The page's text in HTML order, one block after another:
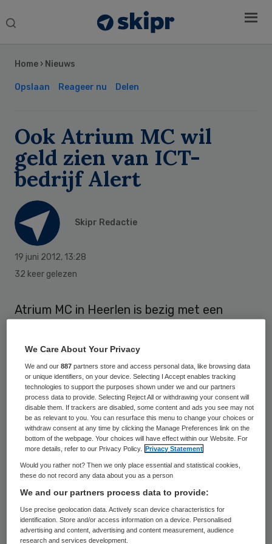
Search
Home › Nieuws
Opslaan Reageer nu Delen
Ook Atrium MC wil
geld zien van ICT-
bedrijf Alert
Skipr Redactie
19 juni 2012, 13:28
32 keer gelezen
Atrium MC in Heerlen is bezig met een
ICT-bedrijf Alert Life Sciences Computing.
Eerder dienden drie Brabantse
ziekenhuizen een claim in wegens het niet
nakomen van contractuele verplichtingen.
Atrium MC besloot in juli 2011 het twee jaar
daarvoor gesloten contract met Alert op te
zeggen omdat bleek dat het bedrijf zijn
verplichtingen tot het leveren van een
werkend Ziekenhuis Informatie
Systeem/Elektronisch Patienten Dossier
(ZIS/EPD) niet nakwam. Het systeem kwam
Sidebar
We Care About Your Privacy
We and our887 partners store and access personal data, like browsing data
or unique identifiers, on your device. Selecting I Accept enables tracking
technologies to support the purposes shown under we and our partners
process data to provide. Selecting Reject All or withdrawing your consent will
disable them. If trackers are disabled, some content and ads you see may not
be as relevant to you. You can resurface this menu to change your choices or
withdraw consent at any time by clicking the Manage Preferences link on the
bottom of the webpage. Your choices will have effect within our Website. For
more details, refer to our Privacy Policy.
Privacy Statement
Would you rather not? Then we only place essential and statistical cookies,
these do not record any data about you as a person
We and our partners process data to provide:
Use precise geolocation data. Actively scan device characteristics for
identification. Store and/or access information on a device. Personalised
advertising and content, advertising and content measurement, audience
research and services development.